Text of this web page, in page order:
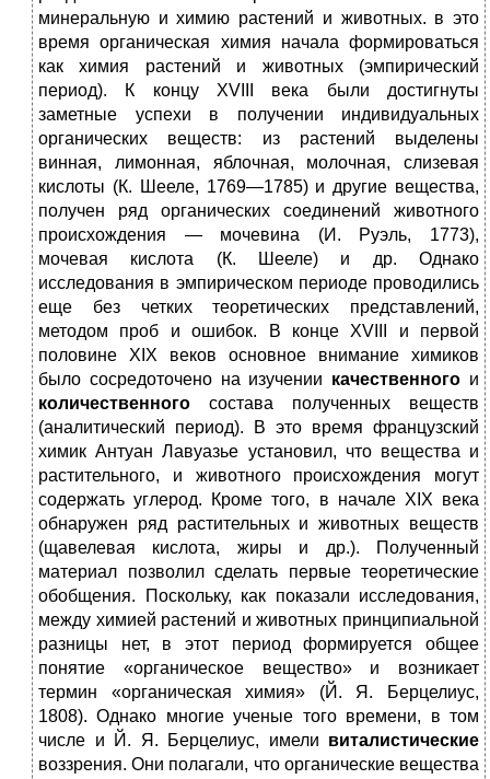
минеральную и химию растений и животных. в это
время органическая химия начала формироваться
как химия растений и животных (эмпирический
период). К концу XVIII века были достигнуты
заметные успехи в получении индивидуальных
органических веществ: из растений выделены
винная, лимонная, яблочная, молочная, слизевая
кислоты (К. Шееле, 1769—1785) и другие вещества,
получен ряд органических соединений животного
происхождения — мочевина (И. Руэль, 1773),
мочевая кислота (К. Шееле) и др. Однако
исследования в эмпирическом периоде проводились
еще без четких теоретических представлений,
методом проб и ошибок. В конце XVIII и первой
половине XIX веков основное внимание химиков
было сосредоточено на изучении качественного и
количественного состава полученных веществ
(аналитический период). В это время французский
химик Антуан Лавуазье установил, что вещества и
растительного, и животного происхождения могут
содержать углерод. Кроме того, в начале XIX века
обнаружен ряд растительных и животных веществ
(щавелевая кислота, жиры и др.). Полученный
материал позволил сделать первые теоретические
обобщения. Поскольку, как показали исследования,
между химией растений и животных принципиальной
разницы нет, в этот период формируется общее
понятие «органическое вещество» и возникает
термин «органическая химия» (Й. Я. Берцелиус,
1808). Однако многие ученые того времени, в том
числе и Й. Я. Берцелиус, имели виталистические
воззрения. Они полагали, что органические вещества